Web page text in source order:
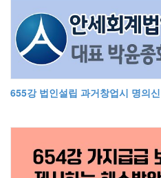
655강 법인설립 과거창업시 명의